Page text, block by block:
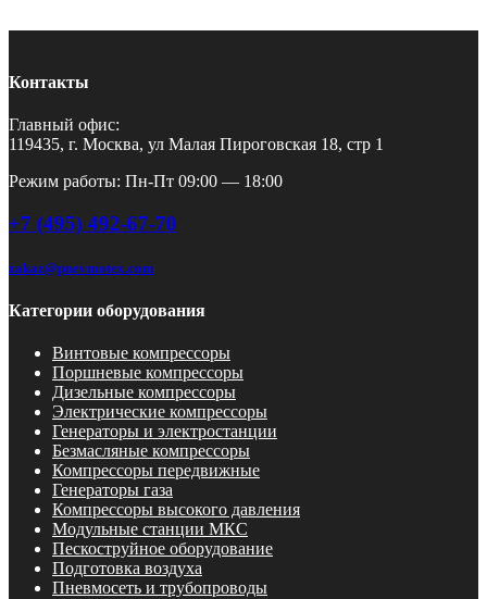
Контакты
Главный офис:
119435, г. Москва, ул Малая Пироговская 18, стр 1
Режим работы: Пн-Пт 09:00 — 18:00
+7 (495) 492-67-70
zakaz@pnevmotex.com
Категории оборудования
Винтовые компрессоры
Поршневые компрессоры
Дизельные компрессоры
Электрические компрессоры
Генераторы и электростанции
Безмасляные компрессоры
Компрессоры передвижные
Генераторы газа
Компрессоры высокого давления
Модульные станции МКС
Пескоструйное оборудование
Подготовка воздуха
Пневмосеть и трубопроводы